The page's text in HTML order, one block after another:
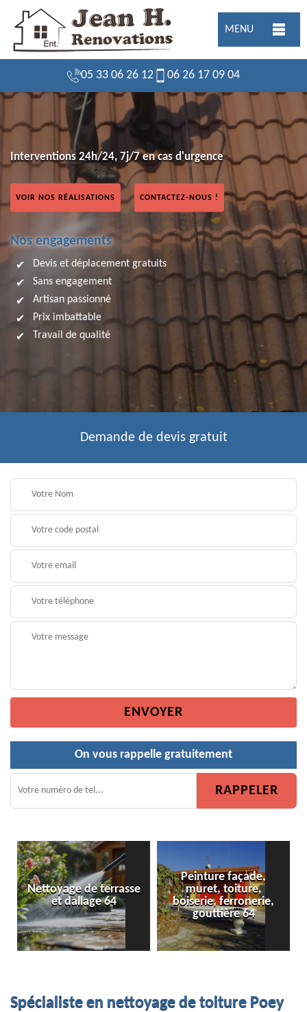
MENU
05 33 06 26 12 06 26 17 09 04
Interventions 24h/24, 7j/7 en cas d'urgence
VOIR NOS RÉALISATIONS CONTACTEZ-NOUS !
Nos engagements
Devis et déplacement gratuits
Sans engagement
Artisan passionné
Prix imbattable
Travail de qualité
Demande de devis gratuit
On vous rappelle gratuitement
Peinture façade,
muret, toiture,
boiserie, ferronerie,
gouttière 64
Peinture de clôture 64
Spécialiste en nettoyage de toiture Poey